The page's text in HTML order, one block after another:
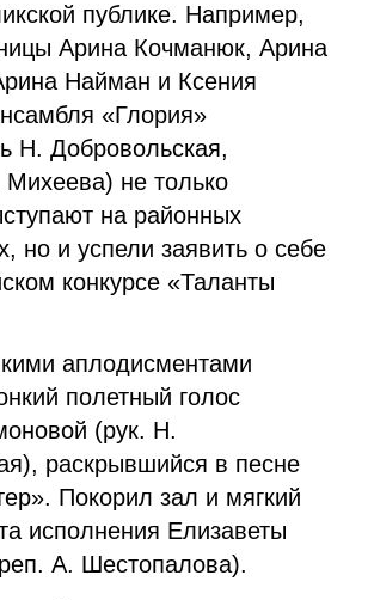
публике. Например,
Арина Кочманюк, Арина
Найман и Ксения
«Глория»
Н. Добровольская,
не только
на районных
но и успели заявить о себе
конкурсе «Таланты
аплодисментами
полетный голос
(рук. Н.
раскрывшийся в песне
Покорил зал и мягкий
исполнения Елизаветы
А. Шестопалова).